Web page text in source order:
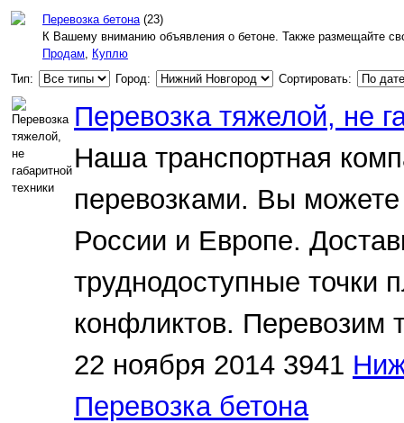
Перевозка бетона (23)
К Вашему вниманию объявления о бетоне. Также размещайте
Продам
Куплю
Тип:
Город: Сортировать:
Перевозка тяжелой, не
Наша транспортная
перевозками. Вы
России и Европе.
труднодоступные точки
конфликтов. Перевозим
22 ноября 2014 3941
Перевозка бетона